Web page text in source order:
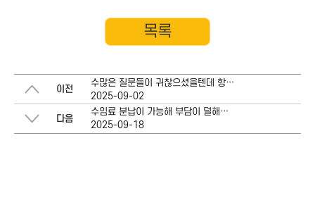
목록
이전
수많은 질문들이 귀찮으셨을텐데 항상 밝은 목소리로 대해주셔서 믿고 진행할 수 있었습니다
2025-09-02
다음
수임료 분납이 가능해 부담이 덜해서 너무 좋았습니다.
2025-09-18